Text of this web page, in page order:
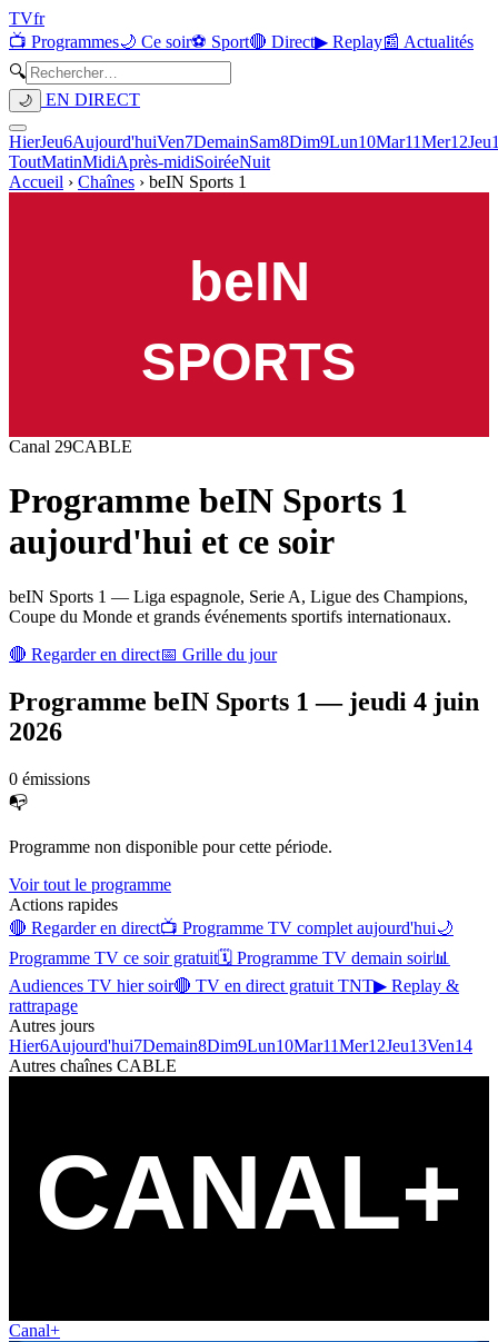
TVfr
📺 Programmes🌙 Ce soir⚽ Sport🔴 Direct▶ Replay📰 Actualités
🔍
🌙 EN DIRECT
HierJeu6Aujourd'huiVen7DemainSam8Dim9Lun10Mar11Mer12Jeu
ToutMatinMidiAprès-midiSoiréeNuit
Accueil › Chaînes › beIN Sports 1
Canal 29CABLE
Programme beIN Sports 1
aujourd'hui et ce soir
beIN Sports 1 — Liga espagnole, Serie A, Ligue des Champions,
Coupe du Monde et grands événements sportifs internationaux.
🔴 Regarder en direct📅 Grille du jour
Programme beIN Sports 1 — jeudi 4 juin
2026
0 émissions
📭
Programme non disponible pour cette période.
Voir tout le programme
Actions rapides
🔴 Regarder en direct📺 Programme TV complet aujourd'hui🌙
Programme TV ce soir gratuit🗓 Programme TV demain soir📊
Audiences TV hier soir🔴 TV en direct gratuit TNT▶ Replay &
rattrapage
Autres jours
Hier6Aujourd'hui7Demain8Dim9Lun10Mar11Mer12Jeu13Ven14
Autres chaînes CABLE
Canal+